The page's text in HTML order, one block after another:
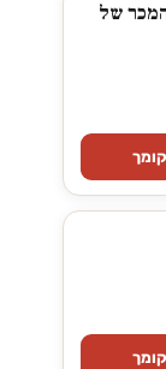
של